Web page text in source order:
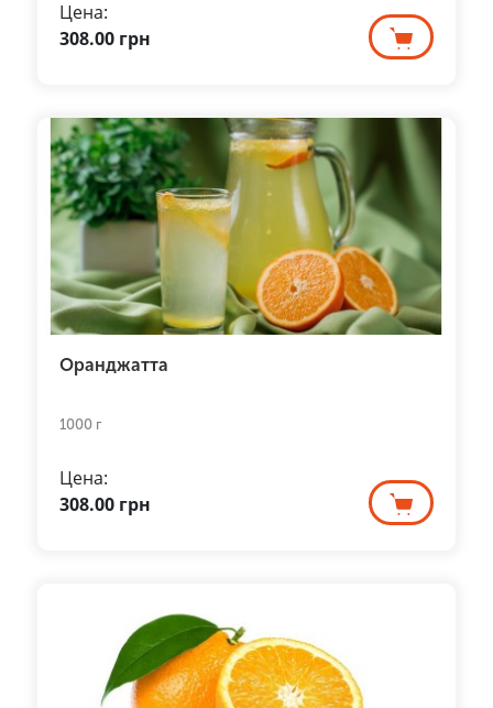
Цена:
308.00 грн
Оранджатта
1000 г
Цена:
308.00 грн